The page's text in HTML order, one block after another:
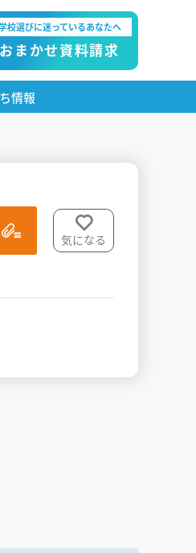
校選びに迷っているあなたへ
おまかせ資料請求
情報
気になる